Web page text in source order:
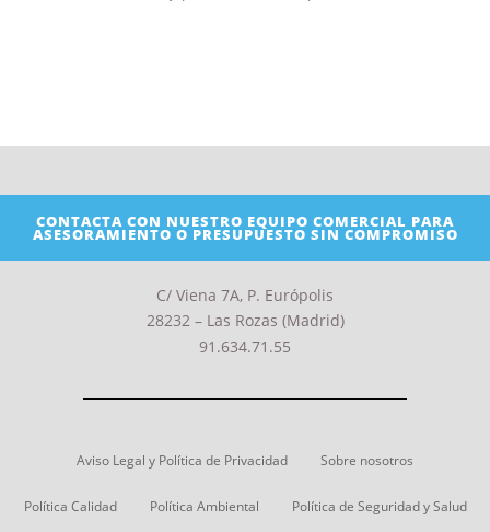
CONTACTA CON NUESTRO EQUIPO COMERCIAL PARA
ASESORAMIENTO O PRESUPUESTO SIN COMPROMISO
C/ Viena 7A, P. Európolis
28232 – Las Rozas (Madrid)
91.634.71.55
Aviso Legal y Política de Privacidad Sobre nosotros
Política Calidad Política Ambiental Política de Seguridad y Salud